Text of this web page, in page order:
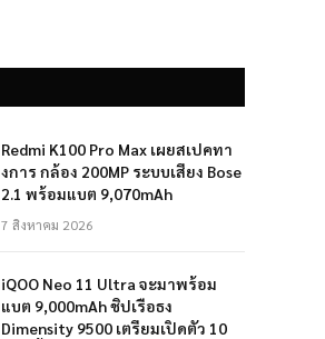
Redmi K100 Pro Max เผยสเปคทา
งการ กล้อง 200MP ระบบเสียง Bose
2.1 พร้อมแบต 9,070mAh
7 สิงหาคม 2026
iQOO Neo 11 Ultra จะมาพร้อม
แบต 9,000mAh ชิปเรือธง
Dimensity 9500 เตรียมเปิดตัว 10